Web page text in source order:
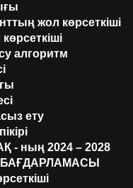
жол көрсеткіші
алгоритм
ету
- ның 2024 – 2028
БАҒДАРЛАМАСЫ